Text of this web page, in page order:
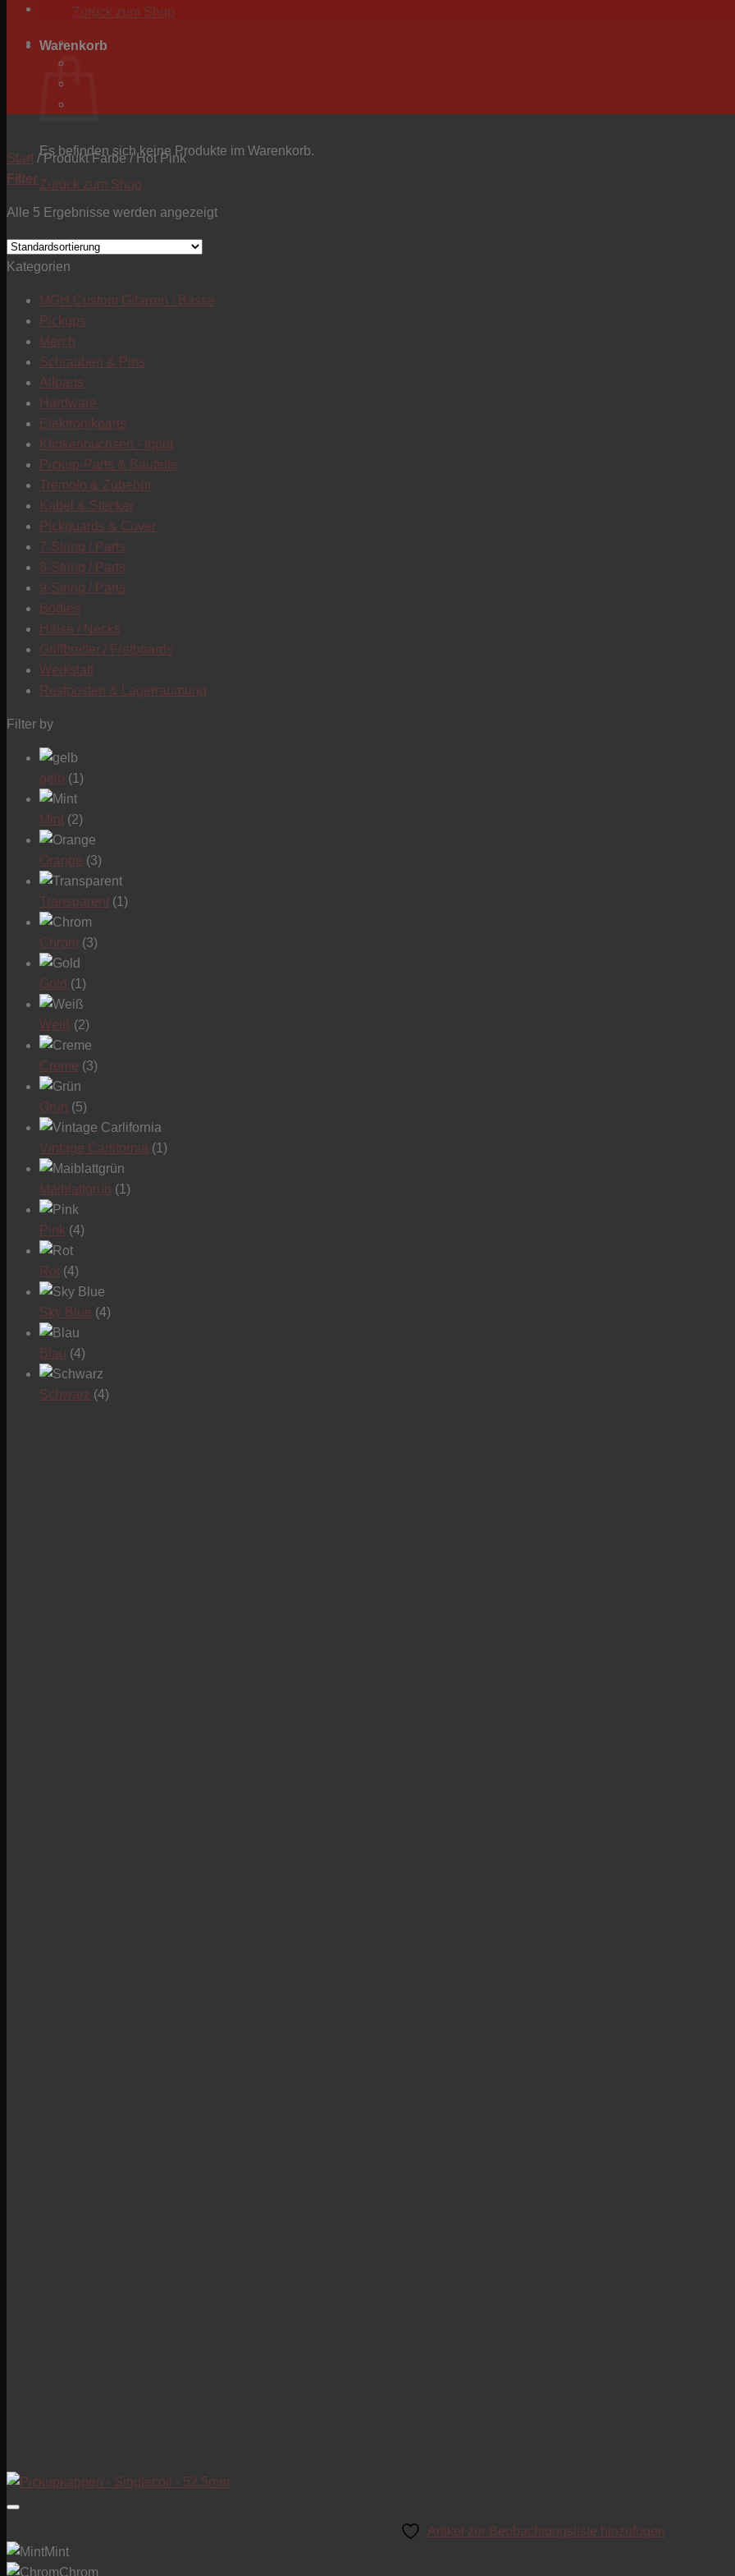
Zurück zum Shop
Warenkorb
Es befinden sich keine Produkte im Warenkorb.
Zurück zum Shop
Start /Produkt Farbe/Hot Pink
Filter
Alle 5 Ergebnisse werden angezeigt
Kategorien
MGH Custom Gitarren / Bässe
Pickups
Merch
Schrauben & Pins
Allparts
Hardware
Elektronikparts
Klinkenbuchsen - Input
Pickup-Parts & Bauteile
Tremolo & Zubehör
Kabel & Stecker
Pickguards & Cover
7-String / Parts
8-String / Parts
9-String / Parts
Bodies
Hälse / Necks
Griffbretter / Fretboards
Werkstatt
Restposten & Lagerräumung
Filter by
gelb (1)
Mint (2)
Orange (3)
Transparent (1)
Chrom (3)
Gold (1)
Weiß (2)
Creme (3)
Grün (5)
Vintage Carlifornia (1)
Maiblattgrün (1)
Pink (4)
Rot (4)
Sky Blue (4)
Blau (4)
Schwarz (4)
Artikel zur Beobachtungsliste hinzufügen
Mint
Chrom